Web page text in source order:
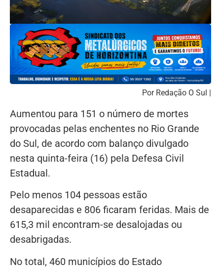
Por Redação O Sul |
Aumentou para 151 o número de mortes
provocadas pelas enchentes no Rio Grande
do Sul, de acordo com balanço divulgado
nesta quinta-feira (16) pela Defesa Civil
Estadual.
Pelo menos 104 pessoas estão
desaparecidas e 806 ficaram feridas. Mais de
615,3 mil encontram-se desalojadas ou
desabrigadas.
No total, 460 municípios do Estado